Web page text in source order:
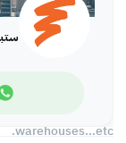
professionalism
market. We are
and obtain a
around Qatar. We
what suits your
warehouses…etc.